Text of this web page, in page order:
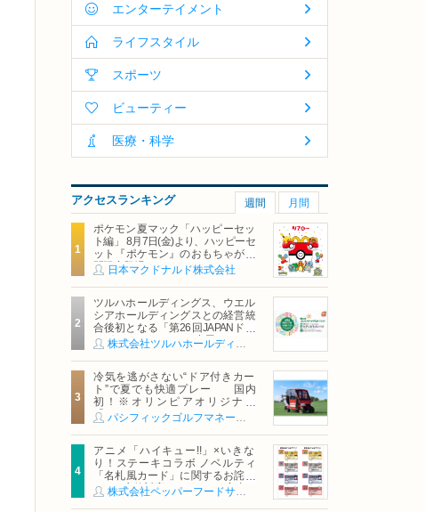
エンターテイメント
ライフスタイル
スポーツ
ビューティー
医療・科学
アクセスランキング 週間 月間
ポケモン夏マック「ハッピーセッ
ト編」 8月7日(金)より、ハッピーセ
ット『ポケモン』のおもちゃが期
間限定登場
日本マクドナルド株式会社
ツルハホールディングス、ウエル
シアホールディングスとの経営統
合後初となる「第26回JAPANドラ
ッグストアショー」に出展
冷気を逃がさない“ドア付きカー
ト”で夏でも快適プレー 国内
初！※オリンピアオリジナル
「AirCon Cart（エアコンカー
ト）」導入 | ＰＧＭ
アニメ「ハイキュー!!」×いきな
り！ステーキコラボ ノベルティ
「名札風カード」に関するお詫び
および交換対応についてのご案内